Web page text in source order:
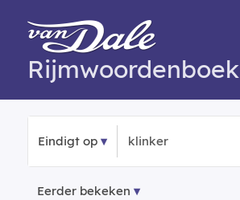
Rijmwoordenboek
Eindigt op
Eerder bekeken